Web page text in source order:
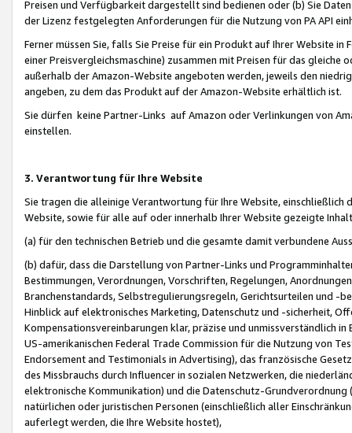
Preisen und Verfügbarkeit dargestellt sind bedienen oder (b) Sie
der Lizenz festgelegten Anforderungen für die Nutzung von PA API
Ferner müssen Sie, falls Sie Preise für ein Produkt auf Ihrer Website
einer Preisvergleichsmaschine) zusammen mit Preisen für das
außerhalb der Amazon-Website angeboten werden, jeweils den
angeben, zu dem das Produkt auf der Amazon-Website erhältlich ist.
Sie dürfen keine Partner-Links auf Amazon oder Verlinkungen von
einstellen.
3. Verantwortung für Ihre Website
Sie tragen die alleinige Verantwortung für Ihre Website,
Website, sowie für alle auf oder innerhalb Ihrer Website gezeigte
(a) für den technischen Betrieb und die gesamte damit verbundene
(b) dafür, dass die Darstellung von Partner-Links und
Bestimmungen, Verordnungen, Vorschriften, Regelungen,
Branchenstandards, Selbstregulierungsregeln, Gerichtsurteilen und -
Hinblick auf elektronisches Marketing, Datenschutz und -sicherheit,
Kompensationsvereinbarungen klar, präzise und unmissverständlich
US-amerikanischen Federal Trade Commission für die Nutzung von
Endorsement and Testimonials in Advertising), das französische
des Missbrauchs durch Influencer in sozialen Netzwerken, die
elektronische Kommunikation) und die Datenschutz-
natürlichen oder juristischen Personen (einschließlich aller
auferlegt werden, die Ihre Website hostet),